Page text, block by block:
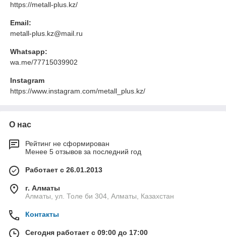
https://metall-plus.kz/
Email:
metall-plus.kz@mail.ru
Whatsapp:
wa.me/77715039902
Instagram
https://www.instagram.com/metall_plus.kz/
О нас
Рейтинг не сформирован
Менее 5 отзывов за последний год
Работает с 26.01.2013
г. Алматы
Алматы, ул. Толе би 304, Алматы, Казахстан
Контакты
Сегодня работает с 09:00 до 17:00